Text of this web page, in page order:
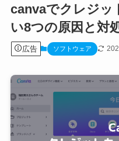
canvaでクレジッ
い8つの原因と対
広告 ソフトウェア